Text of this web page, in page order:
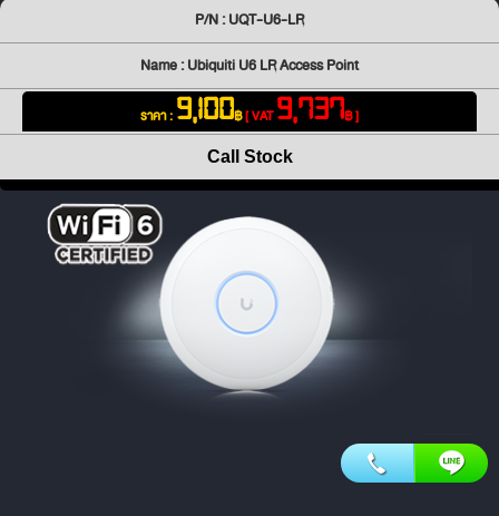
P/N : UQT-U6-LR
Name : Ubiquiti U6 LR Access Point
ราคา : 9,100฿[ VAT9,737฿ ]
Call Stock